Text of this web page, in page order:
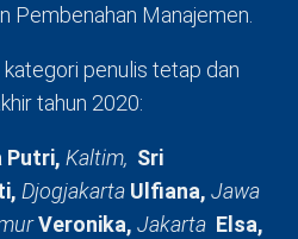
Pembenahan Manajemen.
penulis tetap dan
tahun 2020:
Putri, Kaltim, Sri
Djogjakarta Ulfiana, Jawa
Veronika, Jakarta Elsa,